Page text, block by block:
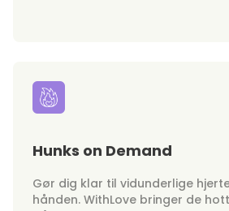
Hunks on Demand
Gør dig klar til vidunderlige
hånden. WithLove bringer de